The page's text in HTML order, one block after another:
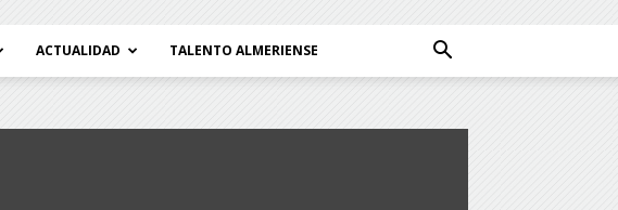
ACTUALIDAD TALENTO ALMERIENSE